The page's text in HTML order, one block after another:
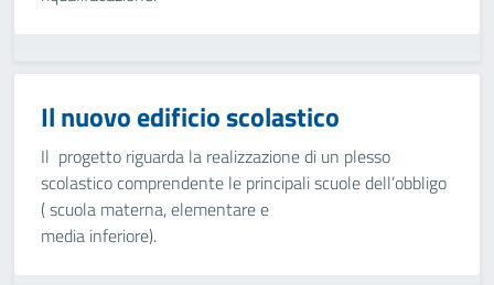
Il nuovo edificio scolastico
Il progetto riguarda la realizzazione di un plesso
scolastico comprendente le principali scuole dell’obbligo
( scuola materna, elementare e
media inferiore).